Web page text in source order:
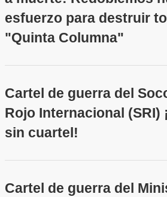
esfuerzo para destruir
"Quinta Columna"
Cartel de guerra del
Rojo Internacional (SRI)
sin cuartel!
Cartel de guerra del